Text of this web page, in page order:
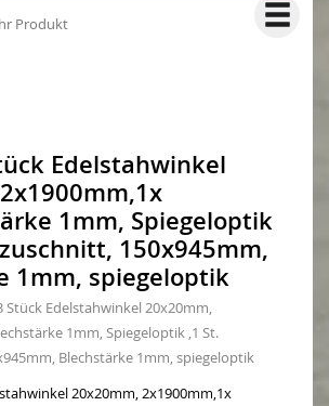
Edelstahwinkel
1mm, Spiegeloptik
150x945mm,
1mm, spiegeloptik
Stück Edelstahwinkel 20x20mm,
1mm, Spiegeloptik ,1 St.
Blechstärke 1mm, spiegeloptik
20x20mm, 2x1900mm,1x